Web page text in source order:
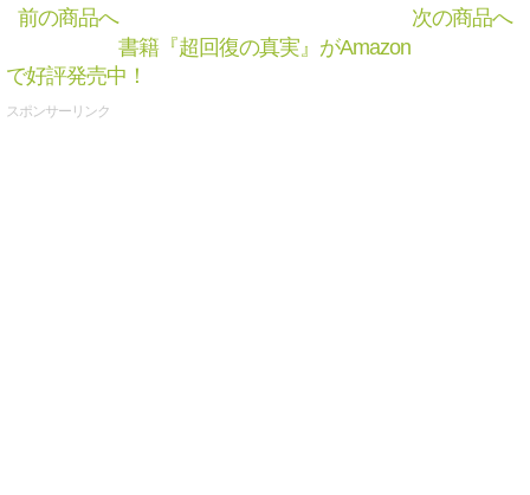
前の商品へ
次の商品へ
書籍『超回復の真実』がAmazon
で好評発売中！
スポンサーリンク